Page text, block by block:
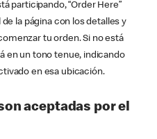
participando, “Order Here”
la página con los detalles y
tu orden. Si no está
en un tono tenue, indicando
en esa ubicación.
aceptadas por el